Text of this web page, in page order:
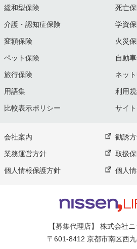
緩和型保険 死亡
介護・認知症保険 学資
変額保険 火災
ペット保険 自動
旅行保険 ネッ
用語集 利用
比較表示ポリシー サイ
会社案内 勧誘
業務運営方針 取扱
個人情報保護方針 個人
【募集代理店】 株式会社
〒601-8412 京都市南区西